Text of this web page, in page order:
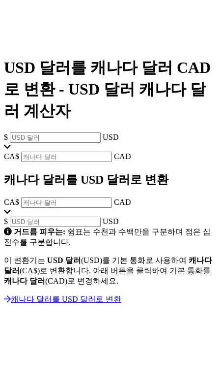
USD 달러를 캐나다 달러 CAD
로 변환- USD 달러 캐나다 달
러 계산자
$ USD
CA$ CAD
캐나다 달러를 USD 달러로 변환
CA$ CAD
$
USD
거드름 피우는: 쉼표는 수천과 수백만을 구분하며 점은 십
진수를 구분합니다.
이 변환기는 USD 달러(USD)를 기본 통화로 사용하여 캐나다
달러(CA$)로 변환합니다. 아래 버튼을 클릭하여 기본 통화를
캐나다 달러(CAD)로 변경하세요.
캐나다 달러를 USD 달러로 변환